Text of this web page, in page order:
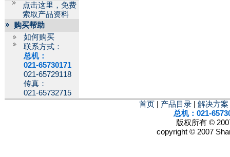
点击这里，免费
索取产品资料
购买帮助
如何购买
联系方式：
总机：
021-65730171
021-65729118
传真：
021-65732715
首页 产品目录 解决方案
总机：021-
版权所有 ©
copyright © 2007